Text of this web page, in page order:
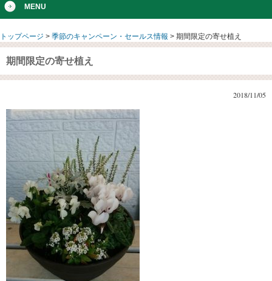
MENU
トップページ > 季節のキャンペーン・セールス情報 > 期間限定の寄せ植え
期間限定の寄せ植え
2018/11/05